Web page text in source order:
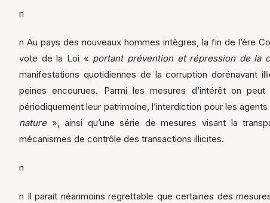
n
n Au pays des nouveaux hommes intègres, la fin de l’ère
vote de la Loi « portant prévention et répression de la
manifestations quotidiennes de la corruption dorénavant
peines encourues. Parmi les mesures d’intérêt on
périodiquement leur patrimoine, l’interdiction pour les
nature », ainsi qu’une série de mesures visant la
mécanismes de contrôle des transactions illicites.
n
n Il parait néanmoins regrettable que certaines des